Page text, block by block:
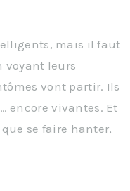
mais il faut
voyant leurs
vont partir. Ils
encore vivantes. Et
se faire hanter,